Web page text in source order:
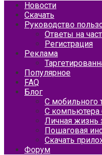
Новости
Скачать
Руководство
Ответы на
Регистрация
Реклама
Популярное
FAQ
Блог
С мобильного
С компьютера
Личная жизнь
Пошаговая
Скачать
Форум